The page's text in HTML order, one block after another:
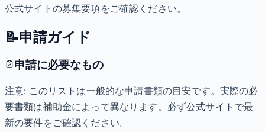
公式サイトの募集要項をご確認ください。
📝申請ガイド
申請に必要なもの
注意: このリストは一般的な申請書類の目安です。実際の必
要書類は補助金によって異なります。必ず公式サイトで最
新の要件をご確認ください。